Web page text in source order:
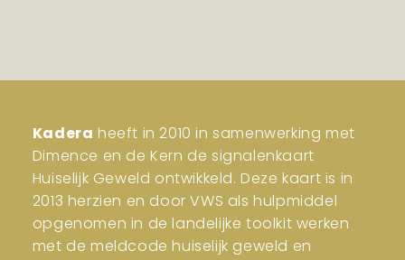
Kadera heeft in 2010 in samenwerking met
Dimence en de Kern de signalenkaart
Huiselijk Geweld ontwikkeld. Deze kaart is in
2013 herzien en door VWS als hulpmiddel
opgenomen in de landelijke toolkit werken
met de meldcode huiselijk geweld en